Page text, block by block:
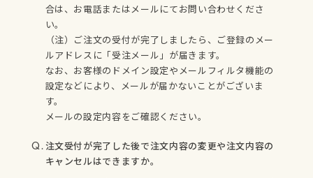
合は、お電話またはメールにてお問い合わせくださ
い。
（注）ご注文の受付が完了しましたら、ご登録のメー
ルアドレスに「受注メール」が届きます。
なお、お客様のドメイン設定やメールフィルタ機能の
設定などにより、メールが届かないことがございま
す。
メールの設定内容をご確認ください。
注文受付が完了した後で注文内容の変更や注文内容の
キャンセルはできますか。